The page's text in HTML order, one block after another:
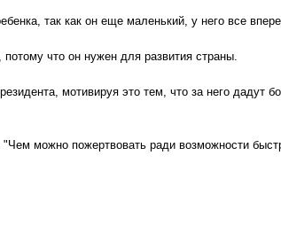
так как он еще маленький, у него все
что он нужен для развития страны.
мотивируя это тем, что за него
можно пожертвовать ради возможности